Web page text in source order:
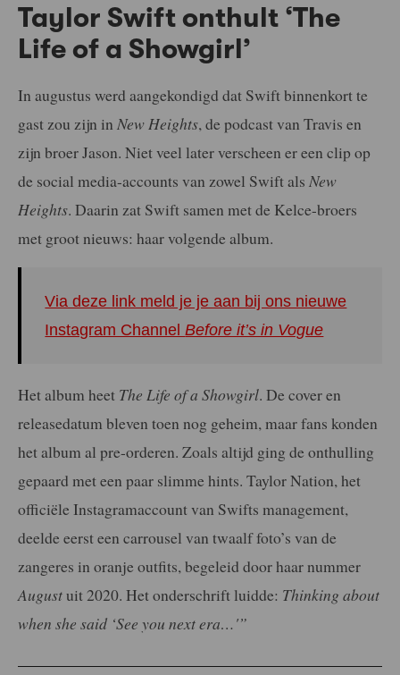
Taylor Swift onthult ‘The
Life of a Showgirl’
In augustus werd aangekondigd dat Swift binnenkort te
gast zou zijn in New Heights, de podcast van Travis en
zijn broer Jason. Niet veel later verscheen er een clip op
de social media-accounts van zowel Swift als New
Heights. Daarin zat Swift samen met de Kelce-broers
met groot nieuws: haar volgende album.
Via deze link meld je je aan bij ons nieuwe
Instagram ChannelBefore it’s in Vogue
Het album heet The Life of a Showgirl. De cover en
releasedatum bleven toen nog geheim, maar fans konden
het album al pre-orderen. Zoals altijd ging de onthulling
gepaard met een paar slimme hints. Taylor Nation, het
officiële Instagramaccount van Swifts management,
deelde eerst een carrousel van twaalf foto’s van de
zangeres in oranje outfits, begeleid door haar nummer
Augustuit 2020. Het onderschrift luidde: Thinking about
when she said ‘See you next era…'”